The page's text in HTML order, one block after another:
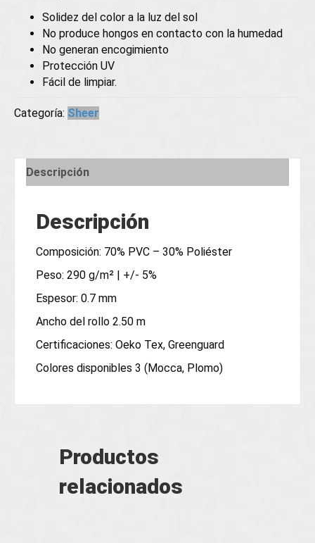
Solidez del color a la luz del sol
No produce hongos en contacto con la humedad
No generan encogimiento
Protección UV
Fácil de limpiar.
Categoría: Sheer
Descripción
Descripción
Composición: 70% PVC – 30% Poliéster
Peso: 290 g/m² | +/- 5%
Espesor: 0.7 mm
Ancho del rollo 2.50 m
Certificaciones: Oeko Tex, Greenguard
Colores disponibles 3 (Mocca, Plomo)
Productos
relacionados